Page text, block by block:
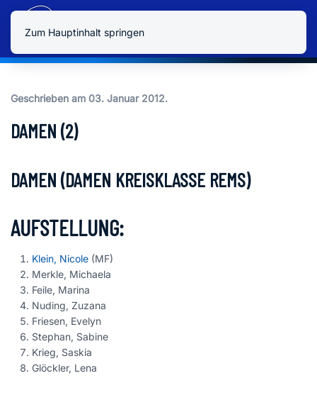
Zum Hauptinhalt springen
Geschrieben am 03. Januar 2012.
DAMEN (2)
DAMEN (DAMEN KREISKLASSE REMS)
AUFSTELLUNG:
Klein, Nicole (MF)
Merkle, Michaela
Feile, Marina
Nuding, Zuzana
Friesen, Evelyn
Stephan, Sabine
Krieg, Saskia
Glöckler, Lena